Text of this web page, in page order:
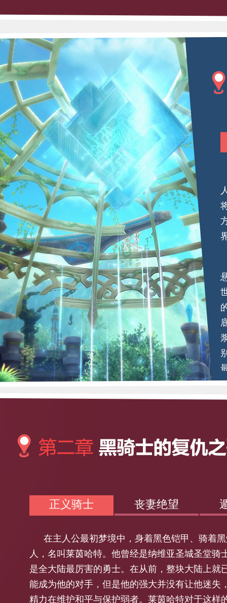
正义骑士 丧妻绝望
在主人公最初梦境中，身着黑色铠甲、骑着
人，名叫莱茵哈特。他曾经是纳维亚圣城圣堂骑
是全大陆最厉害的勇士。在从前，整块大陆上就
能成为他的对手，但是他的强大并没有让他迷失
精力在维护和平与保护弱者。莱茵哈特对于这样